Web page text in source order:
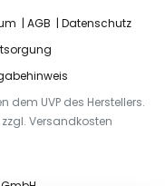
AGB
Datenschutz
dem UVP des Herstellers.
zzgl. Versandkosten